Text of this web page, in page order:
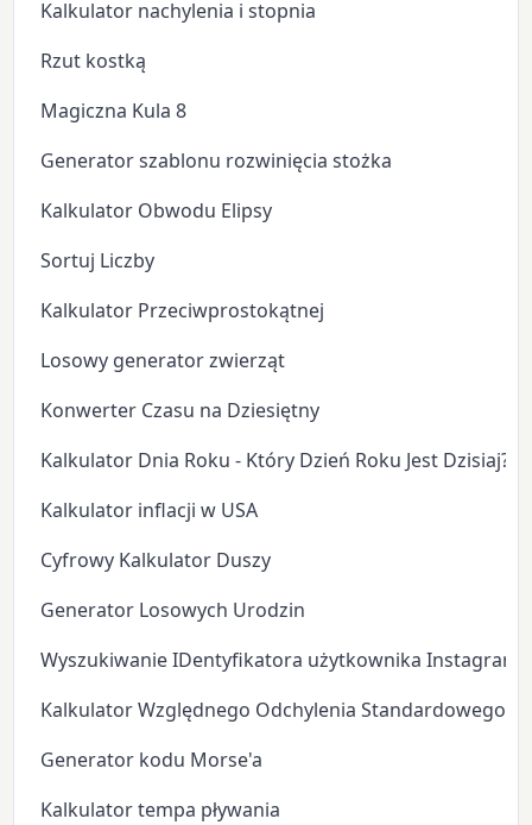
Kalkulator nachylenia i stopnia
Rzut kostką
Magiczna Kula 8
Generator szablonu rozwinięcia stożka
Kalkulator Obwodu Elipsy
Sortuj Liczby
Kalkulator Przeciwprostokątnej
Losowy generator zwierząt
Konwerter Czasu na Dziesiętny
Kalkulator Dnia Roku - Który Dzień Roku Jest Dzisiaj?
Kalkulator inflacji w USA
Cyfrowy Kalkulator Duszy
Generator Losowych Urodzin
Wyszukiwanie IDentyfikatora użytkownika Instagram
Kalkulator Względnego Odchylenia Standardowego
Generator kodu Morse'a
Kalkulator tempa pływania